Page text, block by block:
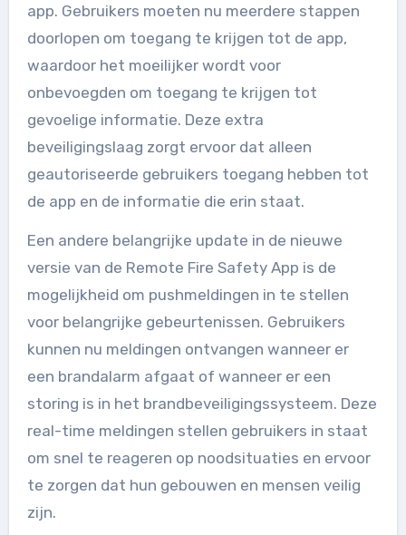
app. Gebruikers moeten nu meerdere stappen
doorlopen om toegang te krijgen tot de app,
waardoor het moeilijker wordt voor
onbevoegden om toegang te krijgen tot
gevoelige informatie. Deze extra
beveiligingslaag zorgt ervoor dat alleen
geautoriseerde gebruikers toegang hebben tot
de app en de informatie die erin staat.
Een andere belangrijke update in de nieuwe
versie van de Remote Fire Safety App is de
mogelijkheid om pushmeldingen in te stellen
voor belangrijke gebeurtenissen. Gebruikers
kunnen nu meldingen ontvangen wanneer er
een brandalarm afgaat of wanneer er een
storing is in het brandbeveiligingssysteem. Deze
real-time meldingen stellen gebruikers in staat
om snel te reageren op noodsituaties en ervoor
te zorgen dat hun gebouwen en mensen veilig
zijn.